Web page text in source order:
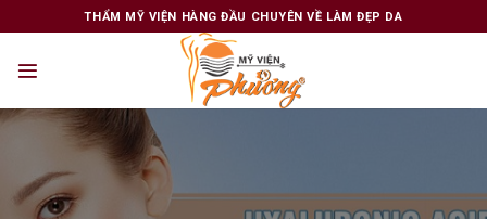
to
THẨM MỸ VIỆN HÀNG ĐẦU CHUYÊN VỀ LÀM ĐẸP DA